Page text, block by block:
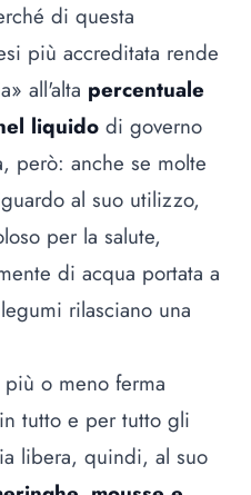
di questa
più accreditata rende
all'alta percentuale
liquido di governo
però: anche se molte
al suo utilizzo,
per la salute,
di acqua portata a
rilasciano una
più o meno ferma
tutto e per tutto gli
libera, quindi, al suo